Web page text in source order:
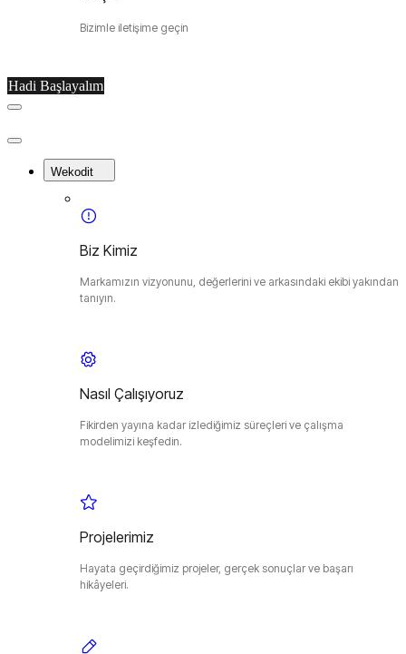
Bizimle iletişime geçin
Hadi Başlayalım
Menu
Close
Wekodit
Biz Kimiz
Markamızın vizyonunu, değerlerini ve arkasındaki ekibi yakından
tanıyın.
Nasıl Çalışıyoruz
Fikirden yayına kadar izlediğimiz süreçleri ve çalışma
modelimizi keşfedin.
Projelerimiz
Hayata geçirdiğimiz projeler, gerçek sonuçlar ve başarı
hikâyeleri.